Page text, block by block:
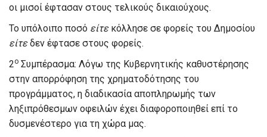
οι μισοί έφτασαν στους τελικούς δικαιούχους.
Το υπόλοιπο ποσό είτεκόλλησε σε φορείς του Δημοσίου
είτεδεν έφτασε στους φορείς.
2ο Συμπέρασμα: Λόγω της Κυβερνητικής καθυστέρησης
στην απορρόφηση της χρηματοδότησης του
προγράμματος, η διαδικασία αποπληρωμής των
ληξιπρόθεσμων οφειλών έχει διαφοροποιηθεί επί το
δυσμενέστερο για τη χώρα μας.